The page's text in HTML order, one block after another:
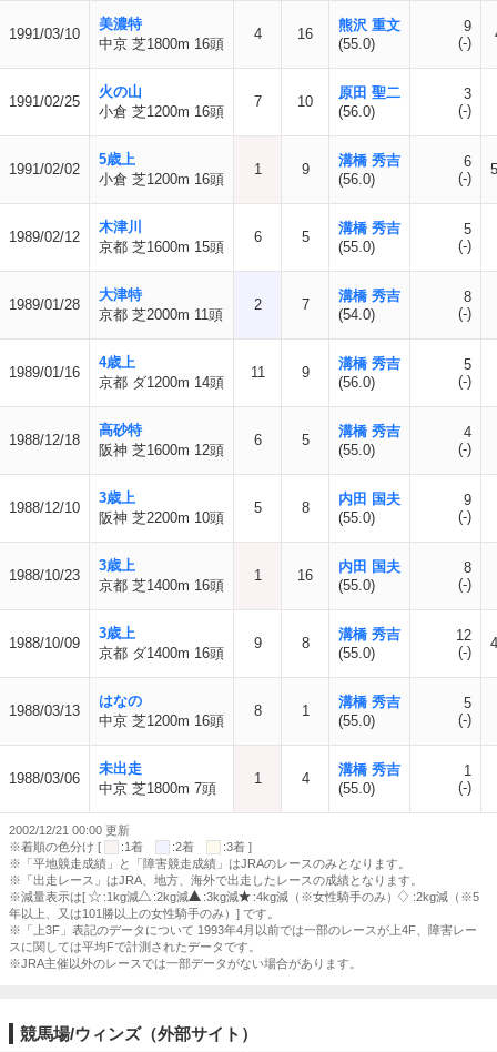
1991/03/10
美濃特
中京 芝1800m 16頭
4 16
熊沢 重文
(55.0)
9
(-)
1991/02/25
火の山
小倉 芝1200m 16頭
7 10
原田 聖二
(56.0)
3
(-)
1991/02/02
5歳上
小倉 芝1200m 16頭
1 9
溝橋 秀吉
(56.0)
6
(-)
1989/02/12
木津川
京都 芝1600m 15頭
6 5
溝橋 秀吉
(55.0)
5
(-)
1989/01/28
大津特
京都 芝2000m 11頭
2 7
溝橋 秀吉
(54.0)
8
(-)
1989/01/16
4歳上
京都 ダ1200m 14頭
11 9
溝橋 秀吉
(56.0)
5
(-)
1988/12/18
高砂特
阪神 芝1600m 12頭
6 5
溝橋 秀吉
(55.0)
4
(-)
1988/12/10
3歳上
阪神 芝2200m 10頭
5 8
内田 国夫
(55.0)
9
(-)
1988/10/23
3歳上
京都 芝1400m 16頭
1 16
内田 国夫
(55.0)
8
(-)
1988/10/09
3歳上
京都 ダ1400m 16頭
9 8
溝橋 秀吉
(55.0)
12
(-)
1988/03/13
はなの
中京 芝1200m 16頭
8 1
溝橋 秀吉
(55.0)
5
(-)
1988/03/06
未出走
中京 芝1800m 7頭
1 4
溝橋 秀吉
(55.0)
1
(-)
2002/12/21 00:00 更新
※着順の色分け [
:1着 :2着
:3着 ]
※「平地競走成績」と「障害競走成績」はJRAのレースのみとなります。
※「出走レース」はJRA、地方、海外で出走したレースの成績となります。
※減量表示は[
:1kg減 :2kg減 :3kg減 :4kg減（※女性騎手のみ）
:2kg減（※5
年以上、又は101勝以上の女性騎手のみ）] です。
※「上3F」表記のデータについて 1993年4月以前では一部のレースが上4F、障害レー
スに関しては平均Fで計測されたデータです。
※JRA主催以外のレースでは一部データがない場合があります。
競馬場/ウィンズ（外部サイト）